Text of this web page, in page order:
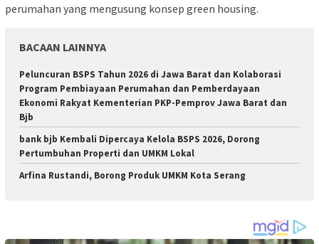
perumahan yang mengusung konsep green housing.
BACAAN LAINNYA
Peluncuran BSPS Tahun 2026 di Jawa Barat dan Kolaborasi
Program Pembiayaan Perumahan dan Pemberdayaan
Ekonomi Rakyat Kementerian PKP-Pemprov Jawa Barat dan
Bjb
bank bjb Kembali Dipercaya Kelola BSPS 2026, Dorong
Pertumbuhan Properti dan UMKM Lokal
Arfina Rustandi, Borong Produk UMKM Kota Serang